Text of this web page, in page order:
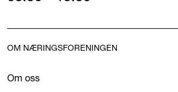
OM NÆRINGSFORENINGEN
Om oss